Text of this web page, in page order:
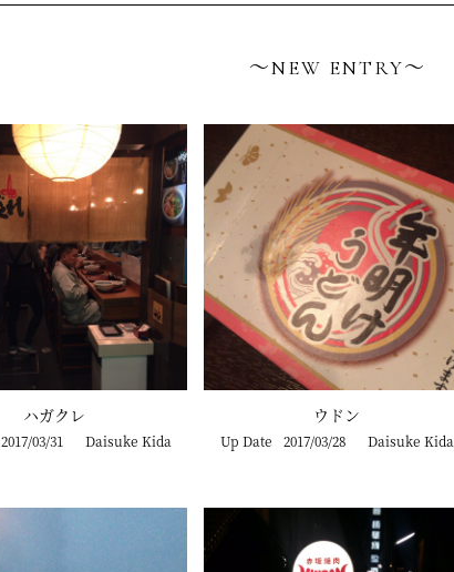
〜NEW ENTRY〜
ハガクレ
2017/03/31 Daisuke Kida
ウドン
Up Date 2017/03/28 Daisuke Kida